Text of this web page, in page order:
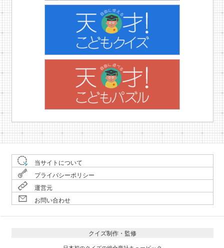
当サイトについて
プライバシーポリシー
運営元
お問い合わせ
クイズ制作・監修